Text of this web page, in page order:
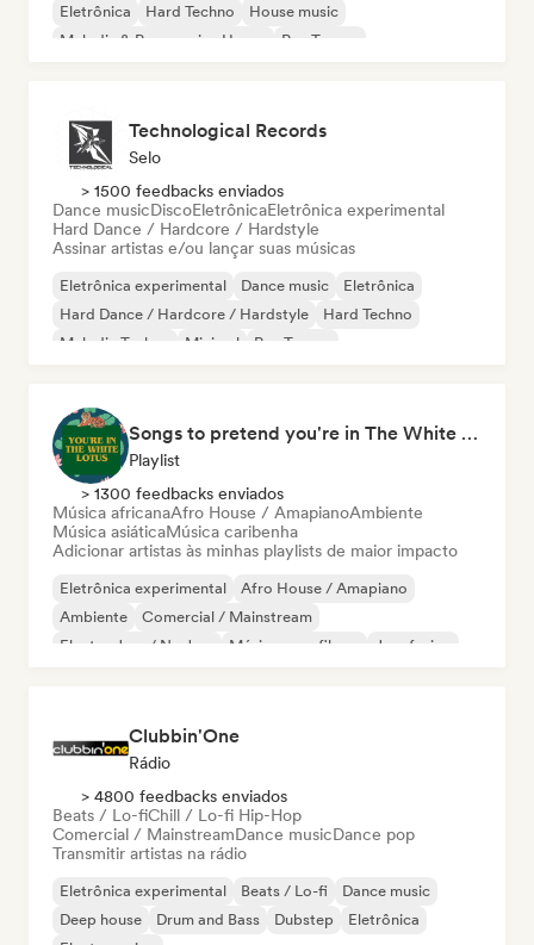
Eletrônica
Hard Techno
House music
Melodic & Progressive House
Psy-Trance
Technological Records
Selo
> 1500 feedbacks enviados
Dance musicDiscoEletrônicaEletrônica experimental
Hard Dance / Hardcore / Hardstyle
Assinar artistas e/ou lançar suas músicas
Eletrônica experimental Dance music
Eletrônica
Hard Dance / Hardcore / Hardstyle
Hard Techno
Melodic Techno
Minimal Psy-Trance
Songs to pretend you're in The White Lotus
Playlist
> 1300 feedbacks enviados
Música africanaAfro House / AmapianoAmbiente
Música asiáticaMúsica caribenha
Adicionar artistas às minhas playlists de maior impacto
Eletrônica experimental
Afro House / Amapiano
Ambiente
Comercial / Mainstream
Electro Jazz / Nu Jazz
Música para filmes
Jazz fusion
Clubbin'One
Rádio
> 4800 feedbacks enviados
Beats / Lo-fiChill / Lo-fi Hip-Hop
Comercial / MainstreamDance musicDance pop
Transmitir artistas na rádio
Eletrônica experimental Beats / Lo-fi
Dance music
Deep house
Drum and Bass Dubstep
Eletrônica